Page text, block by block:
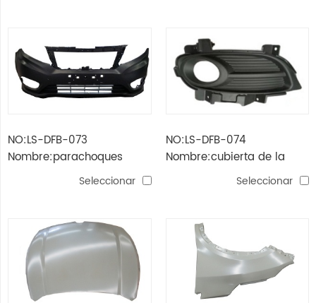
NO:LS-DFB-073
Nombre:parachoques
delantero gloria 580
Seleccionar
NO:LS-DFB-074
Nombre:cubierta de la
lámpara de niebla gloria
Seleccionar